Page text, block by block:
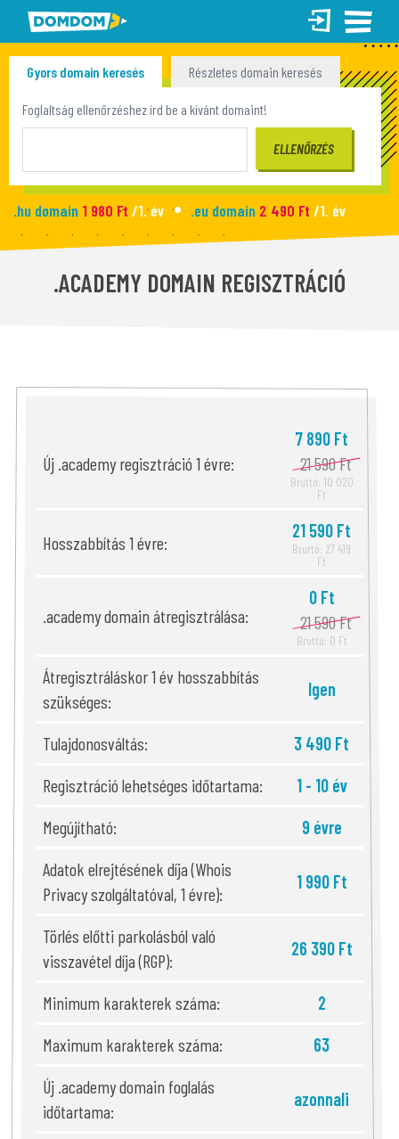
Gyors domain keresés
Részletes domain keresés
Tömeges domain keresés
Foglaltság ellenőrzéshez írd be a kívánt domaint!
.hu domain 1 980 Ft /1. év .eu domain 2 490 Ft /1. év
.site domain990 Ft/1. év .fun domain1 090 Ft/1. év
Új honlap 2 990 Ft /hó
.ACADEMY DOMAIN REGISZTRÁCIÓ
Új .academy regisztráció 1 évre:
7 890 Ft
21 590 Ft
Bruttó: 10 020
Ft
Hosszabbítás 1 évre:
21 590 Ft
Bruttó: 27 419
Ft
.academy domain átregisztrálása:
0 Ft
21 590 Ft
Bruttó: 0 Ft
Átregisztráláskor 1 év hosszabbítás
szükséges:
Igen
Tulajdonosváltás:
3 490 Ft
Regisztráció lehetséges időtartama:
1 - 10 év
Megújítható:
9 évre
Adatok elrejtésének díja (Whois
Privacy szolgáltatóval, 1 évre):
1 990 Ft
Törlés előtti parkolásból való
visszavétel díja (RGP):
26 390 Ft
Minimum karakterek száma:
2
Maximum karakterek száma:
63
Új .academy domain foglalás
időtartama:
azonnali